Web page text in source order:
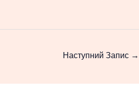
Наступний Запис →